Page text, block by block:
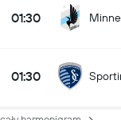
01:30
01:30